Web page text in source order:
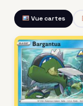
Vue cartes